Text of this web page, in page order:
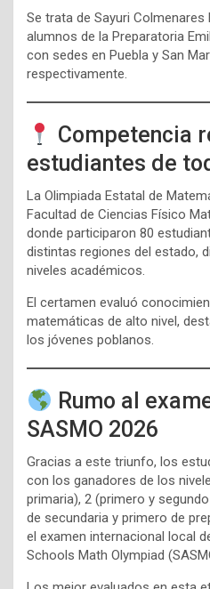
Se trata de Sayuri Colmenares
alumnos de la Preparatoria
con sedes en Puebla y San
respectivamente.
Competencia
estudiantes de
La Olimpiada Estatal de
Facultad de Ciencias Físico
donde participaron 80
distintas regiones del estado,
niveles académicos.
El certamen evaluó
matemáticas de alto nivel,
los jóvenes poblanos.
Rumo al
SASMO 2026
Gracias a este triunfo, los
con los ganadores de los
primaria), 2 (primero y
de secundaria y primero de
el examen internacional local
Schools Math Olympiad